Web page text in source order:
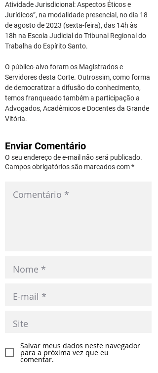
Atividade Jurisdicional: Aspectos Éticos e
Jurídicos”, na modalidade presencial, no dia 18
de agosto de 2023 (sexta-feira), das 14h às
18h na Escola Judicial do Tribunal Regional do
Trabalha do Espírito Santo.
O público-alvo foram os Magistrados e
Servidores desta Corte. Outrossim, como forma
de democratizar a difusão do conhecimento,
temos franqueado também a participação a
Advogados, Acadêmicos e Docentes da Grande
Vitória.
Enviar Comentário
O seu endereço de e-mail não será publicado.
Campos obrigatórios são marcados com *
Salvar meus dados neste navegador
para a próxima vez que eu
comentar.